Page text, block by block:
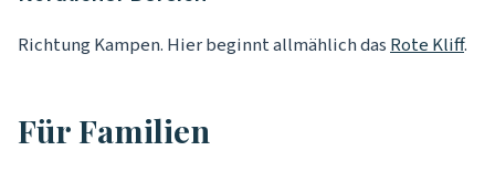
Richtung Kampen. Hier beginnt allmählich dasRote Kliff.
Für Familien